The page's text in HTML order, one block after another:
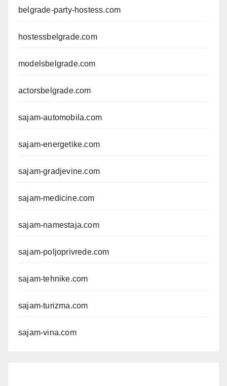
belgrade-party-hostess.com
hostessbelgrade.com
modelsbelgrade.com
actorsbelgrade.com
sajam-automobila.com
sajam-energetike.com
sajam-gradjevine.com
sajam-medicine.com
sajam-namestaja.com
sajam-poljoprivrede.com
sajam-tehnike.com
sajam-turizma.com
sajam-vina.com